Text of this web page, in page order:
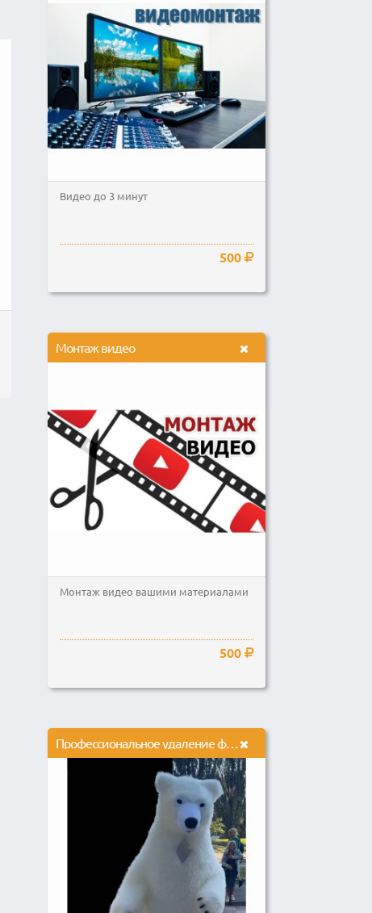
Видео до 3 минут
500
Монтаж видео
Монтаж видео вашими материалами
500
Профессиональное удаление фона с вашего видео без хромакея